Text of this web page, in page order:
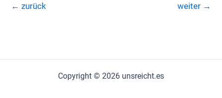
← zurück weiter →
Copyright © 2026 unsreicht.es